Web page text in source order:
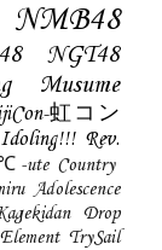
NMB48
NGT48
Musume
虹コン
Idoling!!! Rev.
ute Country
Adolescence
Drop
TrySail